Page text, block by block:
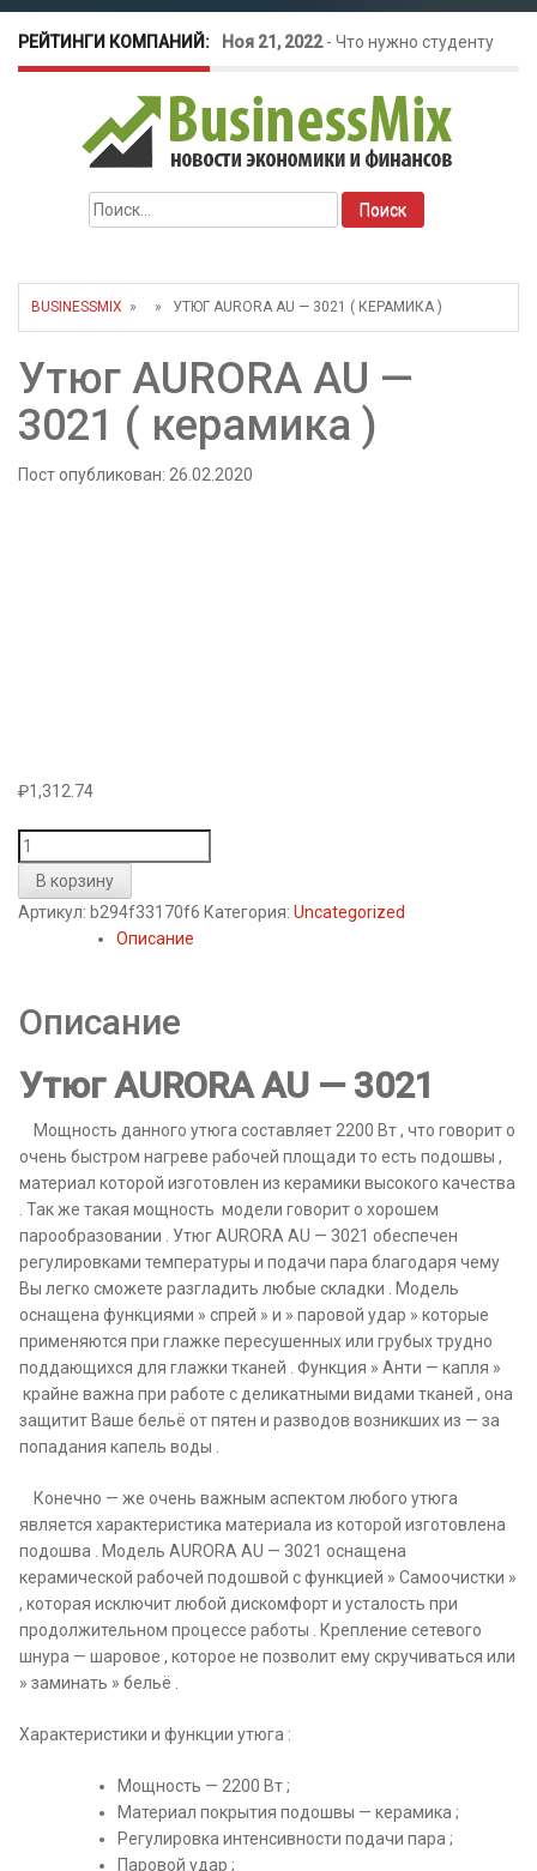
РЕЙТИНГИ КОМПАНИЙ: Ноя 21, 2022- Что нужно студенту
для открытия бизнеса?
Окт 26, 2022-Телефония для
amoCRM: лучшие инструменты для
бизнеса
как защитить свой бизнес?
Найти:
BUSINESSMIX » » УТЮГ AURORA AU — 3021 ( КЕРАМИКА )
Утюг AURORA AU —
3021 ( керамика )
Пост опубликован: 26.02.2020
₽1,312.74
Количество
товара
Утюг
AURORA
(
)
В корзину
Артикул: b294f33170f6 Категория: Uncategorized
Описание
Описание
Утюг AURORA AU — 3021
Мощность данного утюга составляет 2200 Вт , что говорит о
очень быстром нагреве рабочей площади то есть подошвы ,
материал которой изготовлен из керамики высокого качества
. Так же такая мощность модели говорит о хорошем
парообразовании . Утюг AURORA AU — 3021 обеспечен
регулировками температуры и подачи пара благодаря чему
Вы легко сможете разгладить любые складки . Модель
оснащена функциями » спрей » и » паровой удар » которые
применяются при глажке пересушенных или грубых трудно
поддающихся для глажки тканей . Функция » Анти — капля »
крайне важна при работе с деликатными видами тканей , она
защитит Ваше бельё от пятен и разводов возникших из — за
попадания капель воды .
Конечно — же очень важным аспектом любого утюга
является характеристика материала из которой изготовлена
подошва . Модель AURORA AU — 3021 оснащена
керамической рабочей подошвой с функцией » Самоочистки »
, которая исключит любой дискомфорт и усталость при
продолжительном процессе работы . Крепление сетевого
шнура — шаровое , которое не позволит ему скручиваться или
» заминать » бельё .
Характеристики и функции утюга :
Мощность — 2200 Вт ;
Материал покрытия подошвы — керамика ;
Регулировка интенсивности подачи пара ;
Паровой удар ;